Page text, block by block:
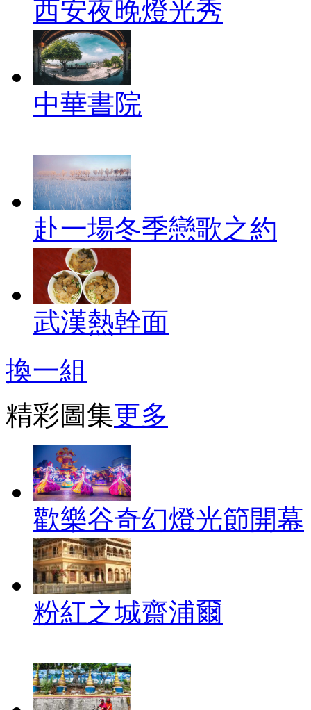
西安夜晚燈光秀
中華書院
赴一場冬季戀歌之約
武漢熱幹面
換一組
精彩圖集更多
歡樂谷奇幻燈光節開幕
粉紅之城齋浦爾